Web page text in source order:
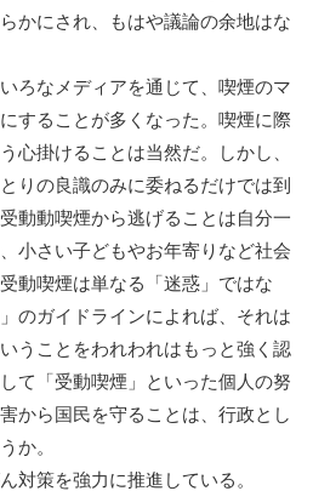
かにされ、もはや議論の余地はな
ろなメディアを通じて、喫煙のマ
することが多くなった。喫煙に際
心掛けることは当然だ。しかし、
りの良識のみに委ねるだけでは到
動動喫煙から逃げることは自分一
小さい子どもやお年寄りなど社会
動喫煙は単なる「迷惑」ではな
のガイドラインによれば、それは
うことをわれわれはもっと強く認
て「受動喫煙」といった個人の努
から国民を守ることは、行政とし
か。
対策を強力に推進している。